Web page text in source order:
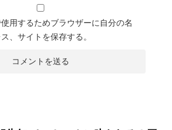
用するためブラウザーに自分の名
、サイトを保存する。